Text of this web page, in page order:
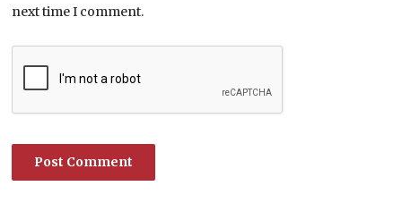
next time I comment.